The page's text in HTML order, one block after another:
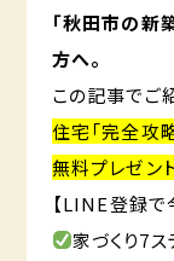
「秋田市の新
方へ。
この記事でご
住宅「完全攻
無料プレゼン
【LINE登録で
家づくり7